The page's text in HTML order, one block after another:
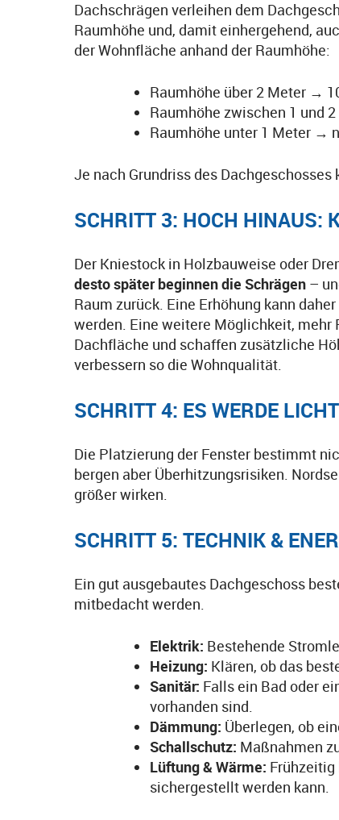
Dachschrägen verleihen dem
Raumhöhe und, damit einhergehend,
der Wohnfläche anhand der Raumhöhe:
Raumhöhe über 2 Meter →
Raumhöhe zwischen 1 und
Raumhöhe unter 1 Meter →
Je nach Grundriss des
SCHRITT 3: HOCH HINAUS:
Der Kniestock in Holzbauweise oder
desto später beginnen die Schrägen –
Raum zurück. Eine Erhöhung kann
werden. Eine weitere Möglichkeit, mehr
Dachfläche und schaffen zusätzliche
verbessern so die Wohnqualität.
SCHRITT 4: ES WERDE
Die Platzierung der Fenster bestimmt
bergen aber Überhitzungsrisiken.
größer wirken.
SCHRITT 5: TECHNIK &
Ein gut ausgebautes Dachgeschoss
mitbedacht werden.
Elektrik: Bestehende
Heizung: Klären, ob das
Sanitär: Falls ein Bad oder
vorhanden sind.
Dämmung: Überlegen, ob
Schallschutz: Maßnahmen
Lüftung & Wärme:
sichergestellt werden kann.